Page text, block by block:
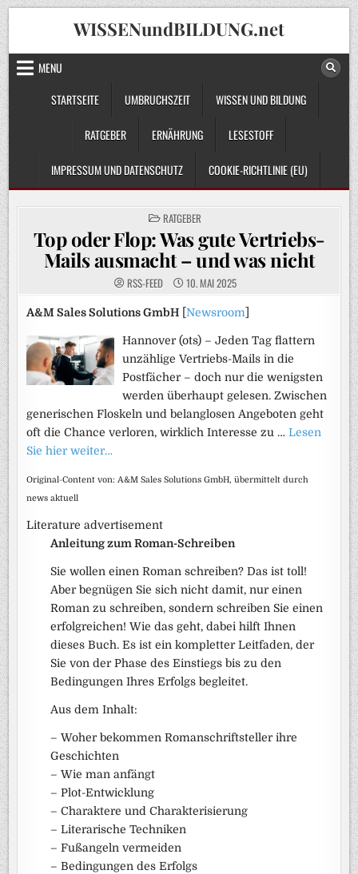
Skip
to
content
WISSENundBILDUNG.net
MENU
STARTSEITE
UMBRUCHSZEIT WISSEN UND BILDUNG
RATGEBER ERNÄHRUNG LESESTOFF
IMPRESSUM UND DATENSCHUTZ COOKIE-RICHTLINIE (EU)
POSTED
IN
RATGEBER
Top oder Flop: Was gute Vertriebs-
Mails ausmacht – und was nicht
RSS-FEED 10. MAI 2025
A&M Sales Solutions GmbH [Newsroom
Hannover (ots) – Jeden Tag flattern
unzählige Vertriebs-Mails in die
Postfächer – doch nur die wenigsten
werden überhaupt gelesen. Zwischen
generischen Floskeln und belanglosen Angeboten geht
oft die Chance verloren, wirklich Interesse zu …Lesen
Sie hier weiter…
Original-Content von: A&M Sales Solutions GmbH, übermittelt durch
news aktuell
Literature advertisement
Anleitung zum Roman-Schreiben
Sie wollen einen Roman schreiben? Das ist toll!
Aber begnügen Sie sich nicht damit, nur einen
Roman zu schreiben, sondern schreiben Sie einen
erfolgreichen! Wie das geht, dabei hilft Ihnen
dieses Buch. Es ist ein kompletter Leitfaden, der
Sie von der Phase des Einstiegs bis zu den
Bedingungen Ihres Erfolgs begleitet.
Aus dem Inhalt:
– Woher bekommen Romanschriftsteller ihre
Geschichten
– Wie man anfängt
– Plot-Entwicklung
– Charaktere und Charakterisierung
– Literarische Techniken
– Fußangeln vermeiden
– Bedingungen des Erfolgs